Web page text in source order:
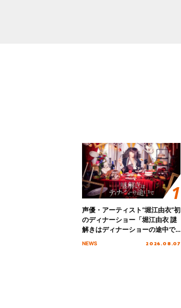
声優・アーティスト“堀江由衣”初
のディナーショー「堀江由衣 謎
解きはディナーショーの途中で
NEWS 2026.08.07